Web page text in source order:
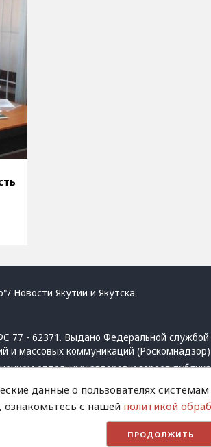
Новости Якутии и Якутска
77 - 62371. Выдано Федеральной службой
и массовых коммуникаций (Роскомнадзор)
отдельных авторов и героев
активная ссылка на сайт.
запрещенных организаций
данные о пользователях
с нашей политикой
ПРОДОЛЖИТЬ